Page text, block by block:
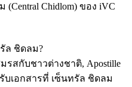
Chidlom) ของ iVC
ล ชิดลม?
รสกับชาวต่างชาติ, Apostille
เอกสารที่ เซ็นทรัล ชิดลม